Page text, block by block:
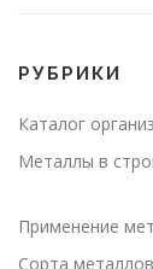
РУБРИКИ
Каталог
Металлы в
Применение
Сорта металлов